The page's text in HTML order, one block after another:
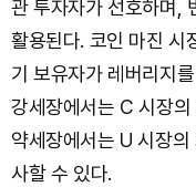
관 투자자가 선호하며,
활용된다. 코인 마진 시
기 보유자가 레버리지
강세장에서는 C 시장의
약세장에서는 U 시장의
사할 수 있다.